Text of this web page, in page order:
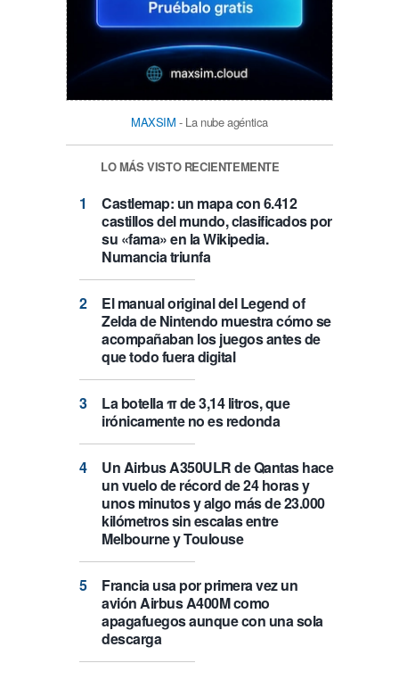
MAXSIM - La nube agéntica
LO MÁS VISTO RECIENTEMENTE
Castlemap: un mapa con 6.412
castillos del mundo, clasificados por
su «fama» en la Wikipedia.
Numancia triunfa
El manual original del Legend of
Zelda de Nintendo muestra cómo se
acompañaban los juegos antes de
que todo fuera digital
La botella π de 3,14 litros, que
irónicamente no es redonda
Un Airbus A350ULR de Qantas hace
un vuelo de récord de 24 horas y
unos minutos y algo más de 23.000
kilómetros sin escalas entre
Melbourne y Toulouse
Francia usa por primera vez un
avión Airbus A400M como
apagafuegos aunque con una sola
descarga